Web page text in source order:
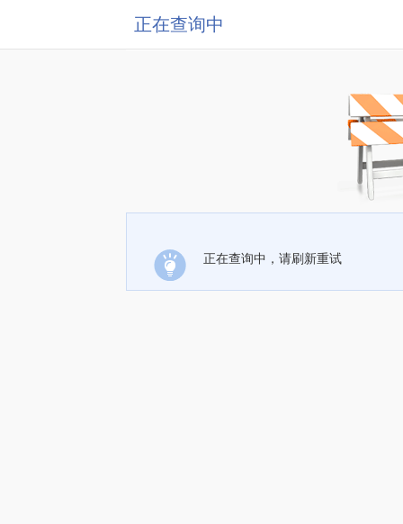
正在查询中
正在查询中，请刷新重试